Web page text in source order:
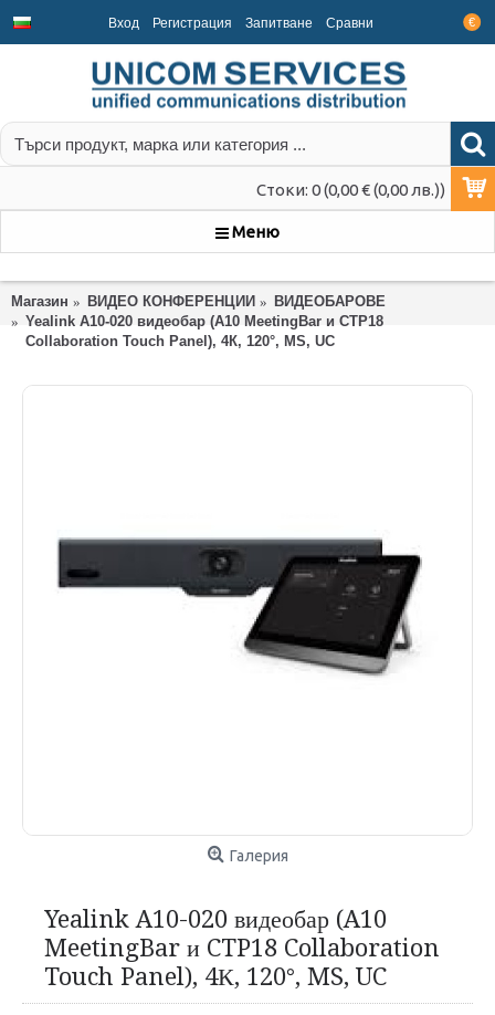
€
Вход Регистрация Запитване Срaвни
Стоки: 0 (0,00 € (0,00 лв.))
Меню
Магазин ВИДЕО КОНФЕРЕНЦИИ
ВИДЕОБАРОВЕ
Yealink A10-020 видеобар (A10 MeetingBar и CTP18
Collaboration Touch Panel), 4К, 120°, MS, UC
Галерия
Yealink A10-020 видеобар (A10
MeetingBar и CTP18 Collaboration
Touch Panel), 4К, 120°, MS, UC